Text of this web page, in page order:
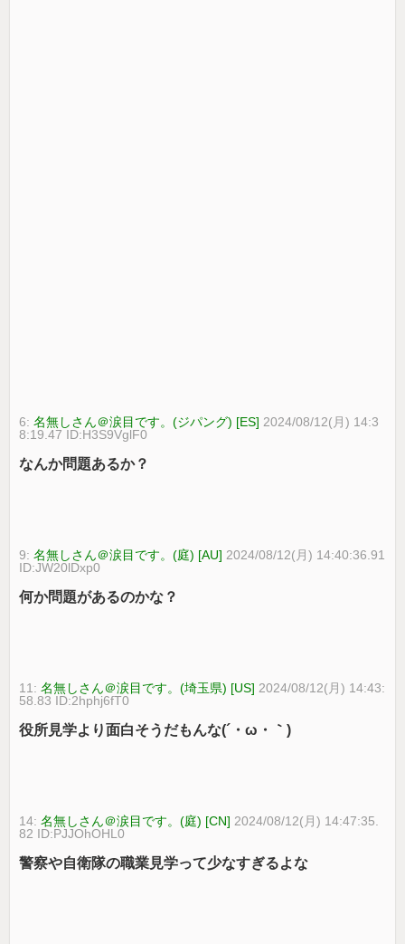
6:名無しさん＠涙目です。(ジパング) [ES] 2024/08/12(月) 14:3
8:19.47 ID:H3S9VglF0
なんか問題あるか？
9:名無しさん＠涙目です。(庭) [AU] 2024/08/12(月) 14:40:36.91
ID:JW20lDxp0
何か問題があるのかな？
11:名無しさん＠涙目です。(埼玉県) [US] 2024/08/12(月) 14:43:
58.83 ID:2hphj6fT0
役所見学より面白そうだもんな(´・ω・｀)
14:名無しさん＠涙目です。(庭) [CN] 2024/08/12(月) 14:47:35.
82 ID:PJJOhOHL0
警察や自衛隊の職業見学って少なすぎるよな